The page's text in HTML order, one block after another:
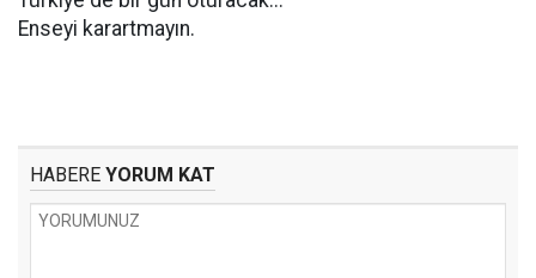
Enseyi karartmayın.
HABERE YORUM KAT